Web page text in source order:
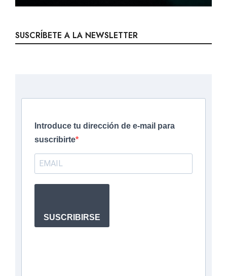
SUSCRÍBETE A LA NEWSLETTER
Introduce tu dirección de e-mail para
suscribirte
SUSCRIBIRSE